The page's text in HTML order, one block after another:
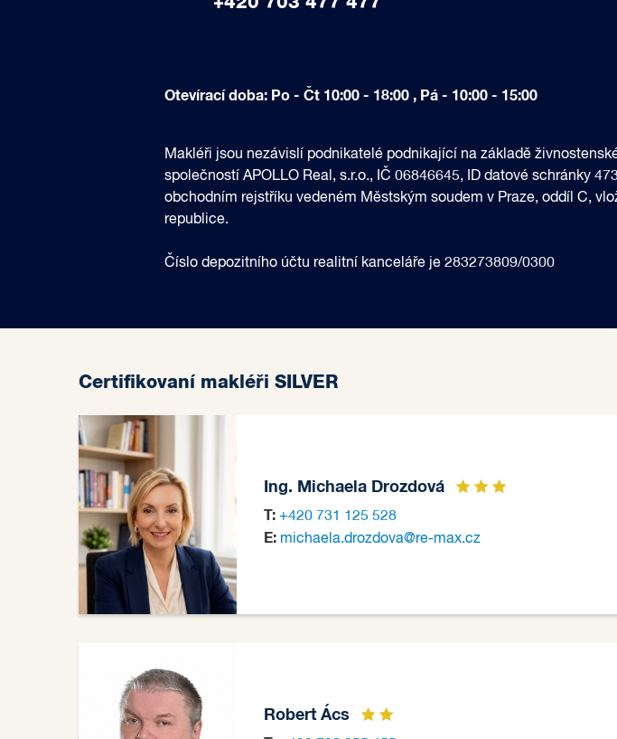
Otevírací doba: Po - Čt 10:00 - 18:00 , Pá - 10:00 - 15:00
Makléři jsou nezávislí podnikatelé podnikající na základě
společností APOLLO Real, s.r.o., IČ 06846645, ID datové schránky
obchodním rejstříku vedeném Městským soudem v Praze, oddíl C,
republice.
Číslo depozitního účtu realitní kanceláře je 283273809/0300
Certifikovaní makléři SILVER
Ing. Michaela Drozdová
T: +420 731 125 528
E: michaela.drozdova@re-max.cz
Robert Ács